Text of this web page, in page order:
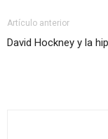
Artículo anterior
David Hockney y la